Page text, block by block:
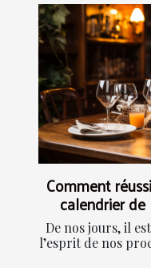
Comment
calendrier de
De nos jours, il
l’esprit de nos